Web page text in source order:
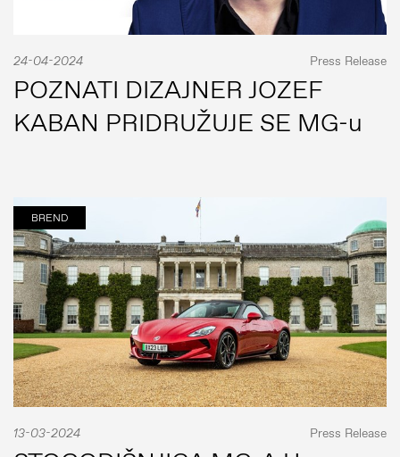
24-04-2024 Press Release
POZNATI DIZAJNER JOZEF
KABAN PRIDRUŽUJE SE MG-u
BREND
13-03-2024 Press Release